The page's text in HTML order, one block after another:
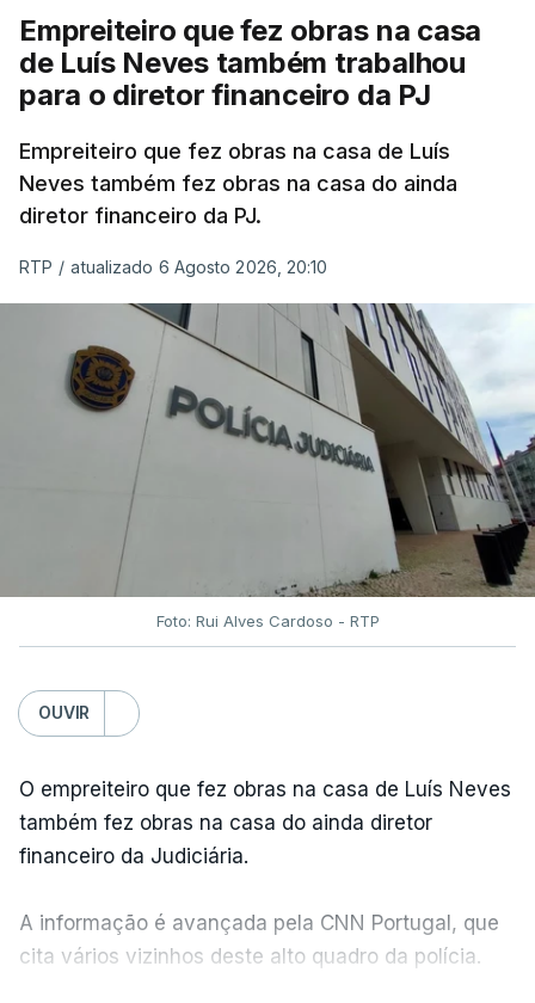
Empreiteiro que fez obras na casa
de Luís Neves também trabalhou
para o diretor financeiro da PJ
Empreiteiro que fez obras na casa de Luís
Neves também fez obras na casa do ainda
diretor financeiro da PJ.
RTP / atualizado 6 Agosto 2026, 20:10
Foto: Rui Alves Cardoso - RTP
OUVIR
O empreiteiro que fez obras na casa de Luís Neves
também fez obras na casa do ainda diretor
financeiro da Judiciária.
A informação é avançada pela CNN Portugal, que
cita vários vizinhos deste alto quadro da polícia.